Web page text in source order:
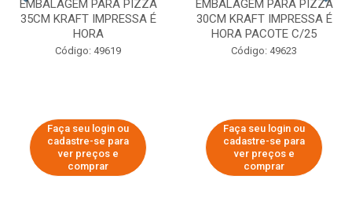
EMBALAGEM PARA PIZZA
35CM KRAFT IMPRESSA É
HORA
Código: 49619
Faça seu login ou
cadastre-se para
ver preços e
comprar
EMBALAGEM PARA PIZZA
30CM KRAFT IMPRESSA É
HORA PACOTE C/25
Código: 49623
Faça seu login ou
cadastre-se para
ver preços e
comprar